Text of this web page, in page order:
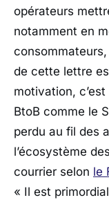
opérateurs
notamment en
de cette lettre
motivation,
BtoB comme le
perdu au fil des
l’écosystème
courrier selon le
« Il est